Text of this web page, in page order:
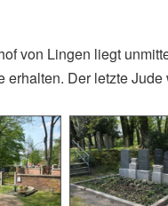
von Lingen liegt
erhalten. Der letzte